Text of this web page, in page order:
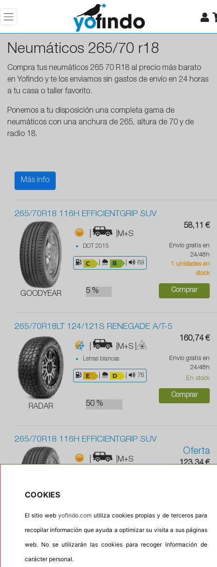
Neumáticos 265/70 r18
Compra tus neumáticos 265 70 R18 al precio más barato
en Yofindo y te los enviamos sin gastos de envío en 24 horas
a tu casa o taller favorito.
Ponemos a tu disposición una completa gama de
neumáticos con una anchura de 265, altura de 70 y de
radio 18.
Más info
265/70R18 116H EFFICIENTGRIP SUV
GOODYEAR
| |M+S
DOT 2015
69
5 %
58,11 €
Envío gratis en
24/48h
1 unidades en
stock
Comprar
265/70R18LT 124/121S RENEGADE A/T-5
RADAR
| |M+S |
Letras blancas
76
50 %
160,74 €
Envío gratis en
24/48h
En stock
Comprar
265/70R18 116H EFFICIENTGRIP SUV
GOODYEAR
| |M+S
Oferta
123,34 €
Comprar
265/70R18LT 121/118Q RENEGADE R/T+
COOKIES
El sitio web yofindo.com utiliza cookies propias y de terceros para
recopilar información que ayuda a optimizar su visita a sus páginas
web. No se utilizarán las cookies para recoger información de
carácter personal.